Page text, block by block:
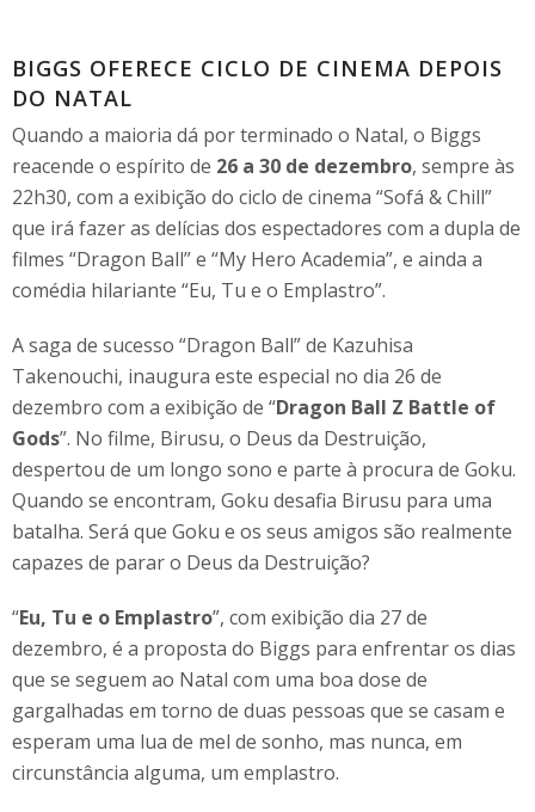
BIGGS OFERECE CICLO DE CINEMA DEPOIS
DO NATAL
Quando a maioria dá por terminado o Natal, o Biggs
reacende o espírito de 26 a 30 de dezembro, sempre às
22h30, com a exibição do ciclo de cinema “Sofá & Chill”
que irá fazer as delícias dos espectadores com a dupla de
filmes “Dragon Ball” e “My Hero Academia”, e ainda a
comédia hilariante “Eu, Tu e o Emplastro”.
A saga de sucesso “Dragon Ball” de Kazuhisa
Takenouchi, inaugura este especial no dia 26 de
dezembro com a exibição de “Dragon Ball Z Battle of
Gods”. No filme, Birusu, o Deus da Destruição,
despertou de um longo sono e parte à procura de Goku.
Quando se encontram, Goku desafia Birusu para uma
batalha. Será que Goku e os seus amigos são realmente
capazes de parar o Deus da Destruição?
“Eu, Tu e o Emplastro”, com exibição dia 27 de
dezembro, é a proposta do Biggs para enfrentar os dias
que se seguem ao Natal com uma boa dose de
gargalhadas em torno de duas pessoas que se casam e
esperam uma lua de mel de sonho, mas nunca, em
circunstância alguma, um emplastro.